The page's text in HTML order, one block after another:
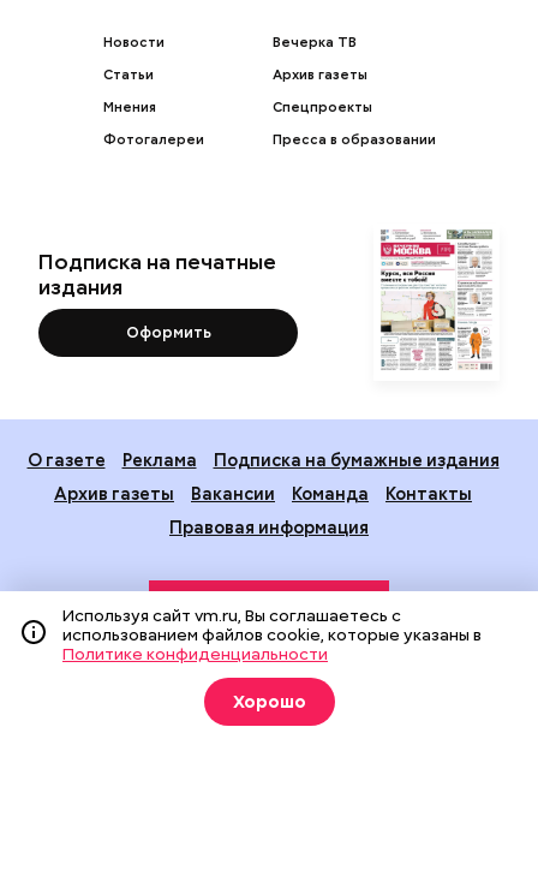
Новости
Статьи
Мнения
Фотогалереи
Вечерка ТВ
Архив газеты
Спецпроекты
Пресса в образовании
Подписка на печатные
издания
Оформить
О газете Реклама
Подписка на бумажные издания
Архив газеты
Вакансии Команда
Контакты
Правовая информация
Издание создано при финансовой поддержке Департамента
средств массовой информации и рекламы города Москвы.
Используя сайт vm.ru, Вы соглашаетесь с
использованием файлов cookie, которые указаны в
Политике конфиденциальности
Хорошо